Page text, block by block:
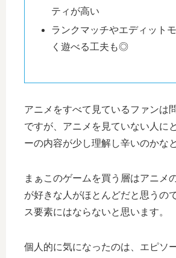
ティが高い
ランクマッチやエディット
く遊べる工夫も◎
アニメをすべて見ているファンは
ですが、アニメを見ていない人に
ーの内容が少し理解し辛いのかな
まぁこのゲームを買う層はアニメ
が好きな人がほとんどだと思うの
ス要素にはならないと思います。
個人的に気になったのは、エピソ